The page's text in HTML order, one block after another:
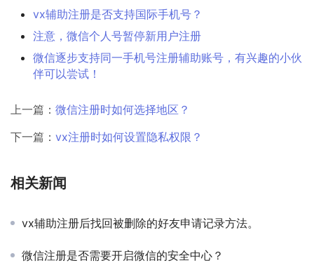
vx辅助注册是否支持国际手机号？
注意，微信个人号暂停新用户注册
微信逐步支持同一手机号注册辅助账号，有兴趣的小伙
伴可以尝试！
上一篇： 微信注册时如何选择地区？
下一篇： vx注册时如何设置隐私权限？
相关新闻
vx辅助注册后找回被删除的好友申请记录方法。
微信注册是否需要开启微信的安全中心？